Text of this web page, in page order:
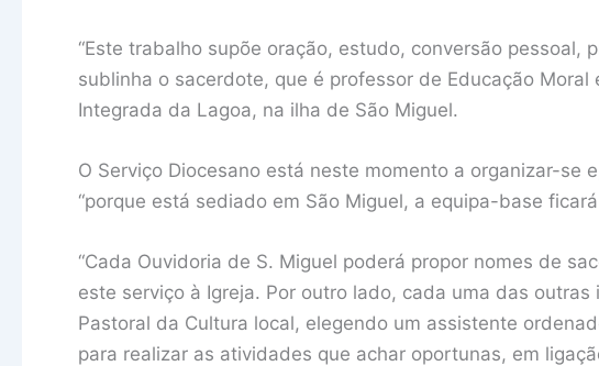
“Este trabalho supõe oração, estudo, conversão pessoal,
sublinha o sacerdote, que é professor de Educação Moral
Integrada da Lagoa, na ilha de São Miguel.
O Serviço Diocesano está neste momento a organizar-se
“porque está sediado em São Miguel, a equipa-base
“Cada Ouvidoria de S. Miguel poderá propor nomes de
este serviço à Igreja. Por outro lado, cada uma das
Pastoral da Cultura local, elegendo um assistente
para realizar as atividades que achar oportunas, em